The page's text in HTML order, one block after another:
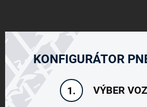
KONFIGURÁTOR
1. VÝBER